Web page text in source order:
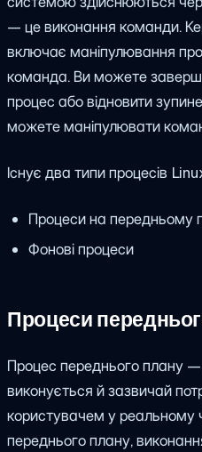
— це виконання команди.
включає маніпулювання
команда. Ви можете
процес або відновити
можете маніпулювати
Існує два типи процесів
Процеси на передньому
Фонові процеси
Процеси
Процес переднього плану
виконується й зазвичай
користувачем у реальному
переднього плану,